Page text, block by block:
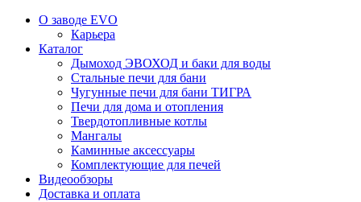
О заводе EVO
Карьера
Каталог
Дымоход ЭВОХОД и баки для воды
Стальные печи для бани
Чугунные печи для бани ТИГРА
Печи для дома и отопления
Твердотопливные котлы
Мангалы
Каминные аксессуары
Комплектующие для печей
Видеообзоры
Доставка и оплата